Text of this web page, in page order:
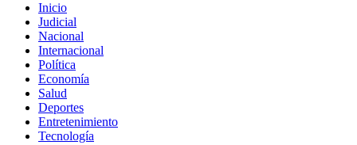
Inicio
Judicial
Nacional
Internacional
Política
Economía
Salud
Deportes
Entretenimiento
Tecnología